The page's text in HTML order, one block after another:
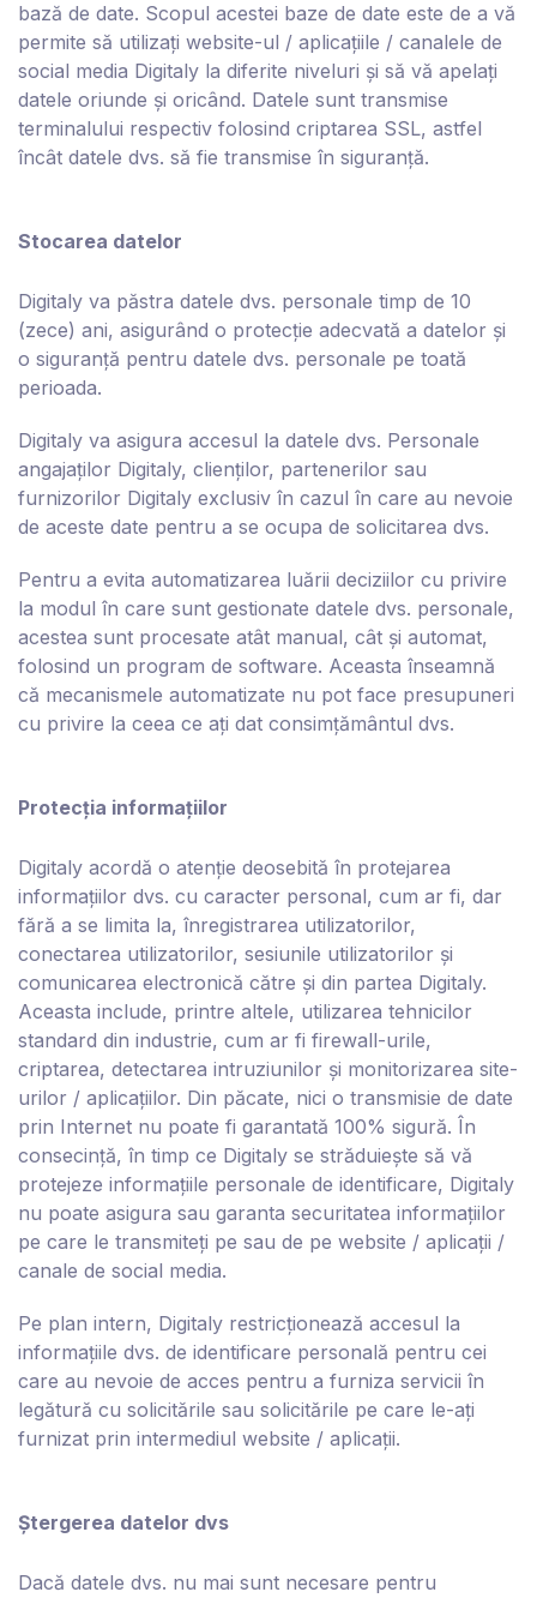
bază de date. Scopul acestei baze de date este de a vă
permite să utilizați website-ul / aplicațiile / canalele de
social media Digitaly la diferite niveluri și să vă apelați
datele oriunde și oricând. Datele sunt transmise
terminalului respectiv folosind criptarea SSL, astfel
încât datele dvs. să fie transmise în siguranță.
Stocarea datelor
Digitaly va păstra datele dvs. personale timp de 10
(zece) ani, asigurând o protecție adecvată a datelor și
o siguranță pentru datele dvs. personale pe toată
perioada.
Digitaly va asigura accesul la datele dvs. Personale
angajaților Digitaly, clienților, partenerilor sau
furnizorilor Digitaly exclusiv în cazul în care au nevoie
de aceste date pentru a se ocupa de solicitarea dvs.
Pentru a evita automatizarea luării deciziilor cu privire
la modul în care sunt gestionate datele dvs. personale,
acestea sunt procesate atât manual, cât și automat,
folosind un program de software. Aceasta înseamnă
că mecanismele automatizate nu pot face presupuneri
cu privire la ceea ce ați dat consimțământul dvs.
Protecția informațiilor
Digitaly acordă o atenție deosebită în protejarea
informațiilor dvs. cu caracter personal, cum ar fi, dar
fără a se limita la, înregistrarea utilizatorilor,
conectarea utilizatorilor, sesiunile utilizatorilor și
comunicarea electronică către și din partea Digitaly.
Aceasta include, printre altele, utilizarea tehnicilor
standard din industrie, cum ar fi firewall-urile,
criptarea, detectarea intruziunilor și monitorizarea site-
urilor / aplicațiilor. Din păcate, nici o transmisie de date
prin Internet nu poate fi garantată 100% sigură. În
consecință, în timp ce Digitaly se străduiește să vă
protejeze informațiile personale de identificare, Digitaly
nu poate asigura sau garanta securitatea informațiilor
pe care le transmiteți pe sau de pe website / aplicații /
canale de social media.
Pe plan intern, Digitaly restricționează accesul la
informațiile dvs. de identificare personală pentru cei
care au nevoie de acces pentru a furniza servicii în
legătură cu solicitările sau solicitările pe care le-ați
furnizat prin intermediul website / aplicații.
Ștergerea datelor dvs
Dacă datele dvs. nu mai sunt necesare pentru